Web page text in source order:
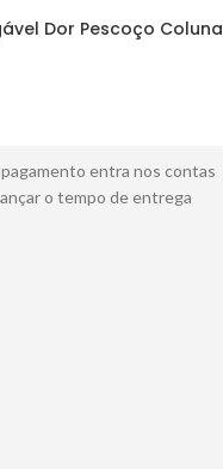
Dor Pescoço Coluna
entra nos contas
o tempo de entrega